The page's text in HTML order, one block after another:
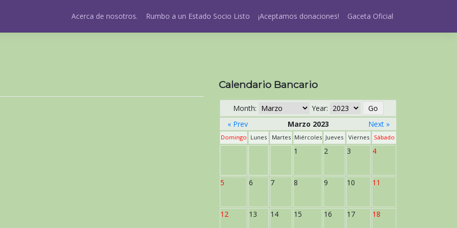
Acerca de nosotros. Rumbo a un Estado Socio Listo ¡Aceptamos donaciones! Gaceta Oficial
Calendario Bancario
Month:
Year:
« Prev
Marzo 2023 Next »
Domingo Lunes Martes Miércoles Jueves Viernes Sábado
1 2 3 4
5 6 7 8 9 10 11
12 13 14 15 16 17 18